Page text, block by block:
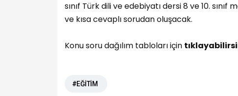
sınıf Türk dili ve edebiyatı dersi 8 ve 10.
ve kısa cevaplı sorudan oluşacak.
Konu soru dağılım tabloları için
#EĞİTİM